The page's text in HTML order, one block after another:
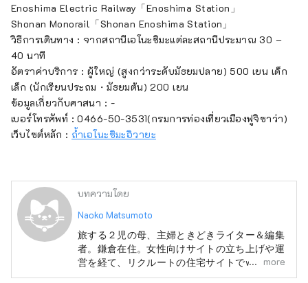
Enoshima Electric Railway「Enoshima Station」
Shonan Monorail「Shonan Enoshima Station」
วิธีการเดินทาง : จากสถานีเอโนะชิมะแต่ละสถานีประมาณ 30 –
40 นาที
อัตราค่าบริการ : ผู้ใหญ่ (สูงกว่าระดับมัธยมปลาย) 500 เยน เด็ก
เล็ก (นักเรียนประถม・มัธยมต้น) 200 เยน
ข้อมูลเกี่ยวกับศาสนา : -
เบอร์โทรศัพท์ : 0466-50-3531(กรมการท่องเที่ยวเมืองฟูจิซาว่า)
เว็บไซต์หลัก : ถ้ำเอโนะชิมะอิวายะ
บทความโดย
Naoko Matsumoto
旅する２児の母、主婦ときどきライター＆編集
者。鎌倉在住。女性向けサイトの立ち上げや運
営を経て、リクルートの住宅サイトでweb編集
者を経験。20代最後の年にはイギリスに留
more